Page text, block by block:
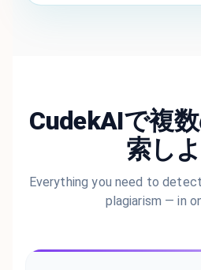
CudekAIで複
索し
Everything you need to
plagiarism — in